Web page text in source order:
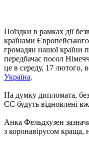
Поїздки в рамках дії
країнами
громадян нашої країни
передбачає посол
це в середу, 17 лютого,
Україна.
На думку дипломата,
ЄС будуть відновлені
Анка Фельдхузен
з коронавірусом краща,